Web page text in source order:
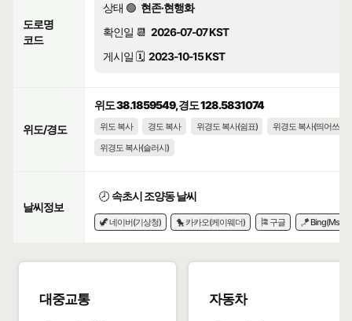
도로명
코드
상태 🟢 현존·현행화
확인일 📆 2026-07-07 KST
게시일 🗓️ 2023-10-15 KST
위도/경도
위도 38.1859549, 경도 128.5831074
위도 복사 경도 복사 위경도 복사(쉼표)
위경도 복사(띄어쓰기)
위경도 복사(슬러시)
날씨정보
🕗 속초시 조양동 날씨
🦖 네이버(기상청) 🐤 카카오(케이웨더) 🎏 구글 🪁 Bing(Msn)
대중교통
자동차